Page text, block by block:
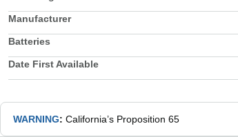
Manufacturer
Batteries
Date First Available
WARNING: California’s Proposition 65